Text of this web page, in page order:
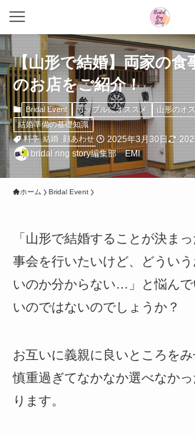
【山形で結婚】両家の食
のお店をご紹介！
Bridal Event カップルにオススメ
山形のオ
結婚準備の基礎知識
料亭 結婚 顔あわせ 2025年3月30日
bridal ring story編集部 EMI
ホーム Bridal Event
「山形で結婚することが決ま
事会を行いたいけど、どうい
いのか分からない…」と悩んで
いのではないのでしょうか？
お互いに義親に良いところをみ
慎重過ぎてなかなか選べなか
ります。